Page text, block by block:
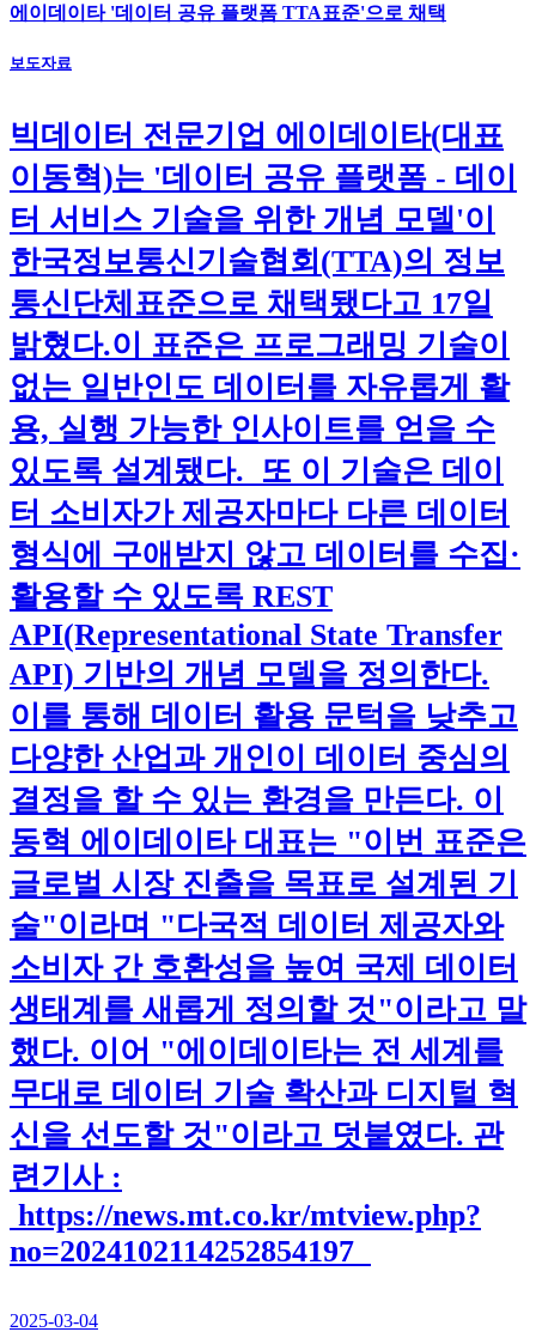
에이데이타 '데이터 공유 플랫폼 TTA표준'으로 채택
보도자료
빅데이터 전문기업 에이데이타(대표
이동혁)는 '데이터 공유 플랫폼 - 데이
터 서비스 기술을 위한 개념 모델'이
한국정보통신기술협회(TTA)의 정보
통신단체표준으로 채택됐다고 17일
밝혔다.​이 표준은 프로그래밍 기술이
없는 일반인도 데이터를 자유롭게 활
용, 실행 가능한 인사이트를 얻을 수
있도록 설계됐다. 또 이 기술은 데이
터 소비자가 제공자마다 다른 데이터
형식에 구애받지 않고 데이터를 수집·
활용할 수 있도록 REST
API(Representational State Transfer
API) 기반의 개념 모델을 정의한다.
이를 통해 데이터 활용 문턱을 낮추고
다양한 산업과 개인이 데이터 중심의
결정을 할 수 있는 환경을 만든다. 이
동혁 에이데이타 대표는 "이번 표준은
글로벌 시장 진출을 목표로 설계된 기
술"이라며 "다국적 데이터 제공자와
소비자 간 호환성을 높여 국제 데이터
생태계를 새롭게 정의할 것"이라고 말
했다. 이어 "에이데이타는 전 세계를
무대로 데이터 기술 확산과 디지털 혁
신을 선도할 것"이라고 덧붙였다. 관
련기사 :
https://news.mt.co.kr/mtview.php?
no=2024102114252854197
2025-03-04